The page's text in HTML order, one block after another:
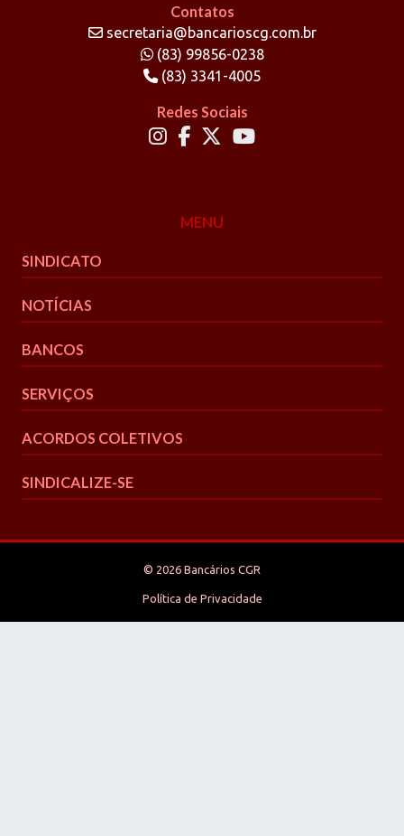
Contatos
secretaria@bancarioscg.com.br
(83) 99856-0238
(83) 3341-4005
Redes Sociais
MENU
SINDICATO
NOTÍCIAS
BANCOS
SERVIÇOS
ACORDOS COLETIVOS
SINDICALIZE-SE
© 2026 Bancários CGR
Política de Privacidade